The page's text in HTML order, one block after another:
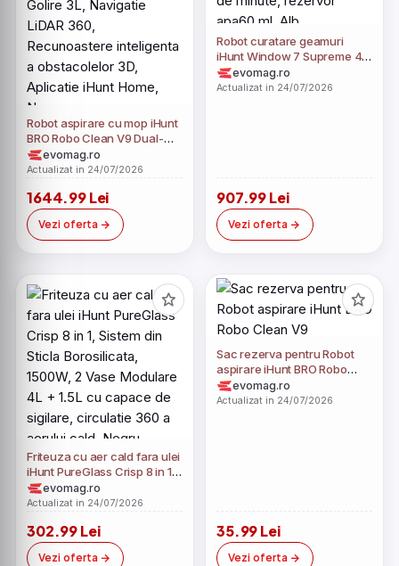
Robot aspirare cu mop iHunt
BRO Robo Clean V9 Dual-
Laser AI, Wi-Fi, 10.000Pa,
Statie Auto-Golire 3L,
Recunoastere inteligenta a
obstacolelor 3D, Aplicatie
iHunt Home, Negru
evomag.ro
Actualizat in 24/07/2026
1644.99 Lei
Vezi oferta
Robot curatare geamuri
iHunt Window 7 Supreme 4X
Spray, 72W, 2500 Pa,
autonomie 40 de minute,
evomag.ro
Actualizat in 24/07/2026
907.99 Lei
Vezi oferta
Friteuza cu aer cald fara ulei
iHunt PureGlass Crisp 8 in 1,
Sistem din Sticla Borosilicata,
1500W, 2 Vase Modulare 4L
circulatie 360 a aerului cald,
Negru
evomag.ro
Actualizat in 24/07/2026
302.99 Lei
Vezi oferta
Sac rezerva pentru Robot
aspirare iHunt BRO Robo
Clean V9
evomag.ro
Actualizat in 24/07/2026
35.99 Lei
Vezi oferta